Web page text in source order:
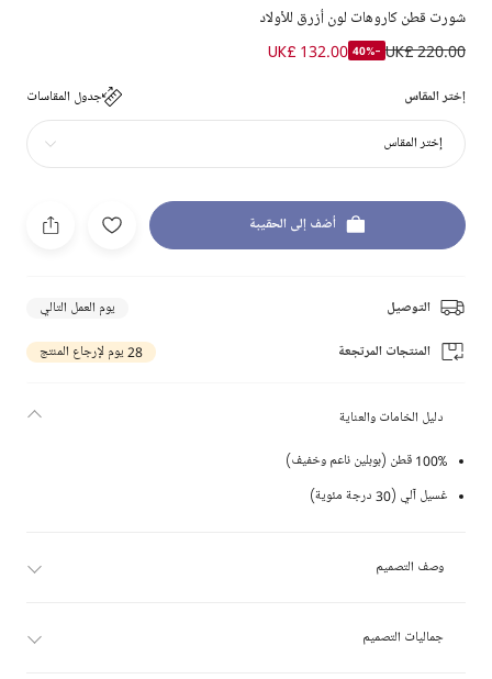
شورت قطن كاروهات لون أزرق للأولاد
UK£ 220.00
-40%
UK£ 132.00
إختر المقاس جدول المقاسات
إختر المقاس
أضف إلى الحقيبة
التوصيل يوم العمل التالي
المنتجات المرتجعة 28 يوم لإرجاع المنتج
دليل الخامات والعناية
100% قطن (بوبلين ناعم وخفيف)
غسيل آلي (30 درجة مئوية)
وصف التصميم
جماليات التصميم